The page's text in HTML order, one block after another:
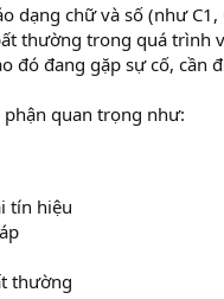
dạng chữ và số (như
thường trong quá trình
đó đang gặp sự cố, cần
quan trọng như:
tín hiệu
thường